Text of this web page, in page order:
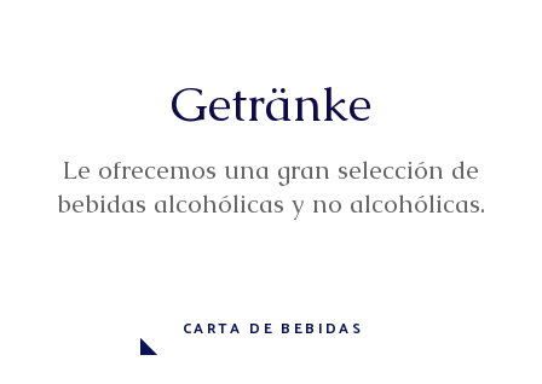
Getränke
Le ofrecemos una gran selección de
bebidas alcohólicas y no alcohólicas.
CARTA DE BEBIDAS